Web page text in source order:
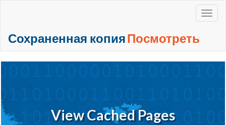
+
Сохраненная копияПосмотреть
View Cached Pages